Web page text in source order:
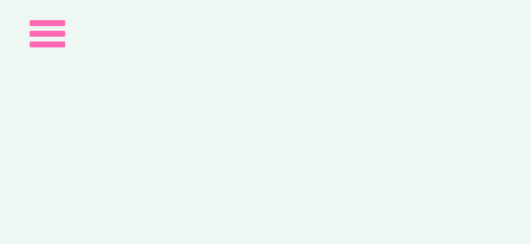
Toggle
navigation